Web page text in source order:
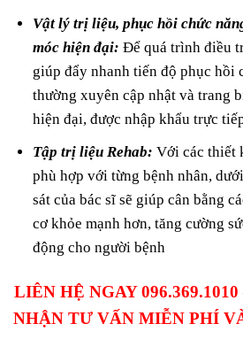
Vật lý trị liệu, phục hồi chức
móc hiện đại: Để quá trình điều
giúp đẩy nhanh tiến độ phục hồi
thường xuyên cập nhật và trang
hiện đại, được nhập khẩu trực
Tập trị liệu Rehab: Với các thiết
phù hợp với từng bệnh nhân,
sát của bác sĩ sẽ giúp cân bằng
cơ khỏe mạnh hơn, tăng cường
động cho người bệnh
LIÊN HỆ NGAY 096.369.1010
NHẬN TƯ VẤN MIỄN PHÍ